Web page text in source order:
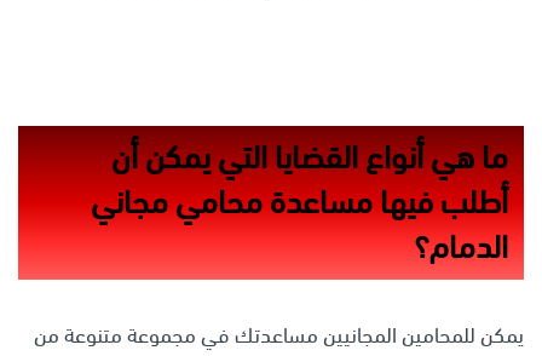
ما هي أنواع القضايا التي يمكن أن
أطلب فيها مساعدة محامي مجاني
الدمام؟
يمكن للمحامين المجانيين مساعدتك في مجموعة متنوعة من